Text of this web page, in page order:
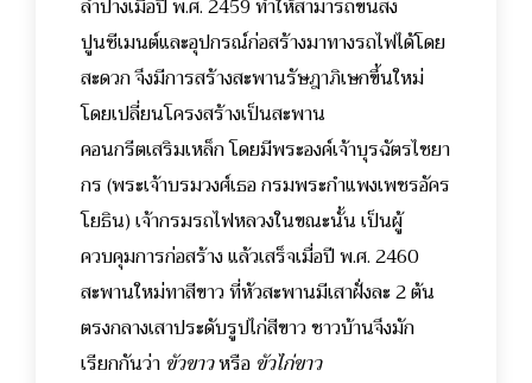
ลำปางเมื่อปี พ.ศ. 2459 ทำให้สามารถขนส่ง
ปูนซีเมนต์และอุปกรณ์ก่อสร้างมาทางรถไฟได้โดย
สะดวก จึงมีการสร้างสะพานรัษฎาภิเษกขึ้นใหม่
โดยเปลี่ยนโครงสร้างเป็นสะพาน
คอนกรีตเสริมเหล็ก โดยมีพระองค์เจ้าบุรฉัตรไชยา
กร (พระเจ้าบรมวงศ์เธอ กรมพระกำแพงเพชรอัคร
โยธิน) เจ้ากรมรถไฟหลวงในขณะนั้น เป็นผู้
ควบคุมการก่อสร้าง แล้วเสร็จเมื่อปี พ.ศ. 2460
สะพานใหม่ทาสีขาว ที่หัวสะพานมีเสาฝั่งละ 2 ต้น
ตรงกลางเสาประดับรูปไก่สีขาว ชาวบ้านจึงมัก
เรียกกันว่าขัวขาวหรือขัวไก่ขาว